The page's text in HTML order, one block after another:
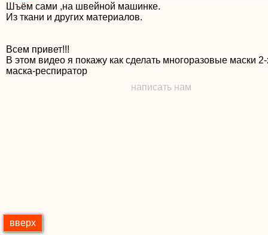
Шъём сами ,на швейной машинке.
Из ткани и других материалов.
Всем привет!!!
В этом видео я покажу как сделать многоразовые маски
маска-респиратор
написать нам
вверх